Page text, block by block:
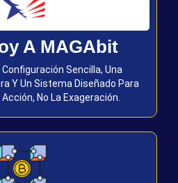
A MAGAbit
Sencilla, Una
Y Un Sistema Diseñado Para
No La Exageración.